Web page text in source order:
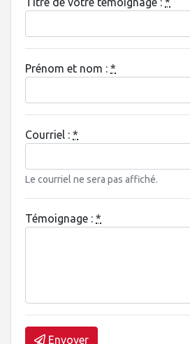
Prénom et nom : *
Courriel : *
Le courriel ne sera pas affiché.
Témoignage : *
Envoyer